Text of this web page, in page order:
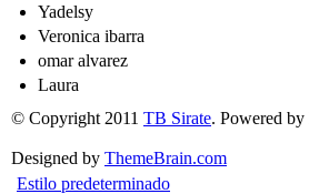
Yadelsy
Veronica ibarra
omar alvarez
Laura
© Copyright 2011 TB Sirate. Powered
Designed by ThemeBrain.com
Estilo predeterminado